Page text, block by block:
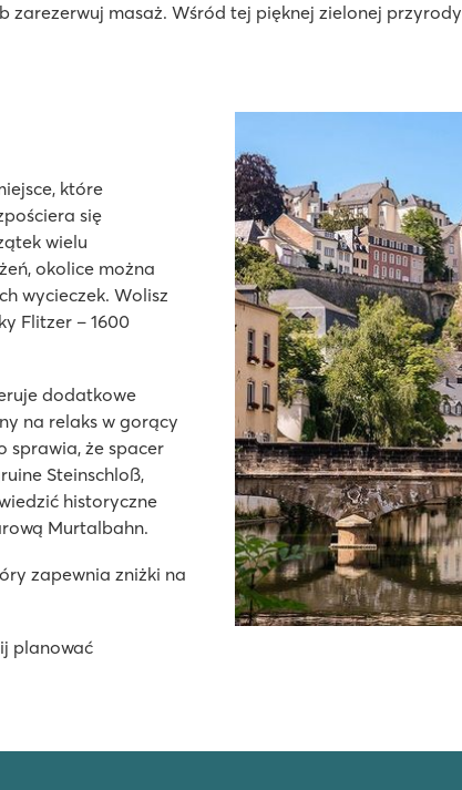
masaż. Wśród tej pięknej zielonej
które
się
wielu
okolice można
wycieczek. Wolisz
Flitzer – 1600
dodatkowe
na relaks w gorący
sprawia, że spacer
Steinschloß,
historyczne
Murtalbahn.
zapewnia zniżki na
planować